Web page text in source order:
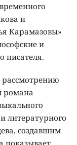
и
Карамазовы»
и
писателя.
романа
литературного
создавшим